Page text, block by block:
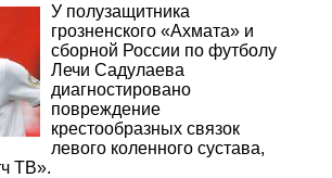
У полузащитника
грозненского «Ахмата» и
сборной России по футболу
Лечи Садулаева
диагностировано
повреждение
крестообразных связок
левого коленного сустава,
ТВ».